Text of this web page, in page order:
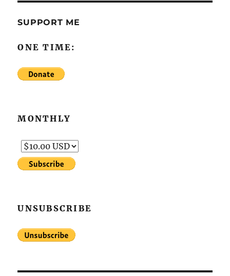
SUPPORT ME
ONE TIME:
MONTHLY
UNSUBSCRIBE